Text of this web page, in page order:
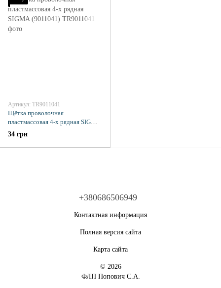
Артикул: TR9011041
Щётка проволочная
пластмассовая 4-х рядная SIGMA
(9011041)
34 грн
+380686506949
Контактная информация
Полная версия сайта
Карта сайта
© 2026
ФЛП Попович С.А.